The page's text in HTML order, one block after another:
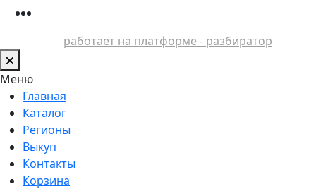
работает на платформе - разбиратор
Меню
Главная
Каталог
Регионы
Выкуп
Контакты
Корзина